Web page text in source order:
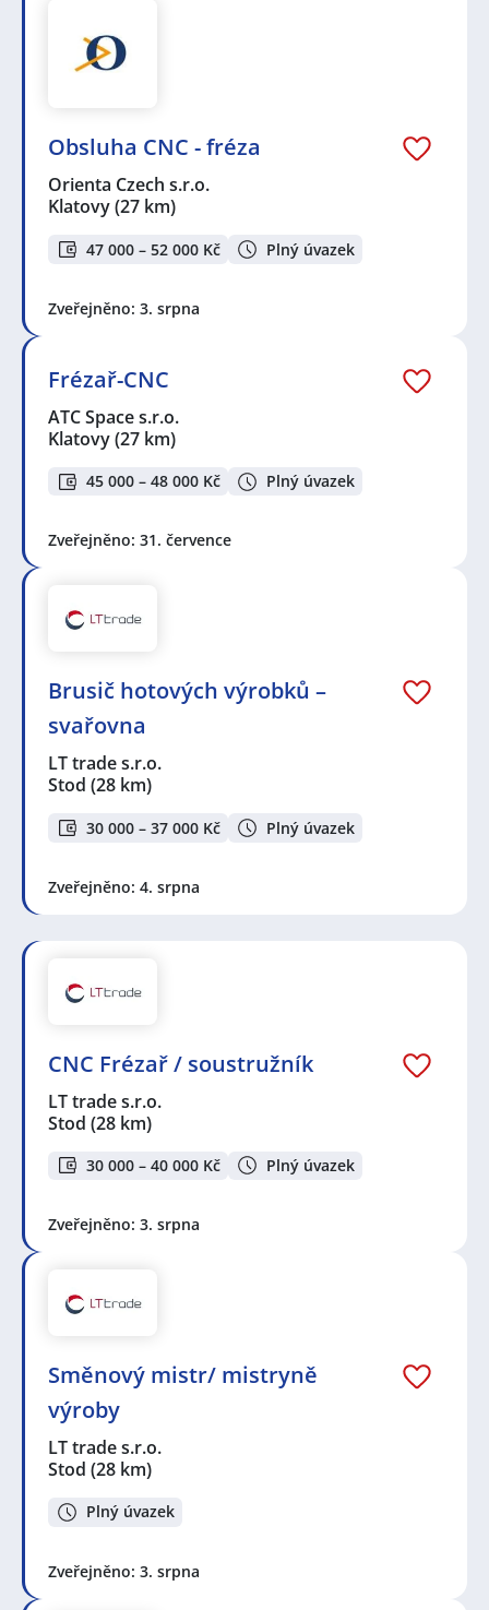
Obsluha CNC - fréza
Orienta Czech s.r.o.
Klatovy(27 km)
47 000 – 52 000 Kč Plný úvazek
Zveřejněno: 3. srpna
Frézař-CNC
ATC Space s.r.o.
Klatovy(27 km)
45 000 – 48 000 Kč Plný úvazek
Zveřejněno: 31. července
Brusič hotových výrobků –
svařovna
LT trade s.r.o.
Stod (28 km)
30 000 – 37 000 Kč Plný úvazek
Zveřejněno: 4. srpna
CNC Frézař / soustružník
LT trade s.r.o.
Stod (28 km)
30 000 – 40 000 Kč Plný úvazek
Zveřejněno: 3. srpna
Směnový mistr/ mistryně
výroby
LT trade s.r.o.
Stod (28 km)
Plný úvazek
Zveřejněno: 3. srpna